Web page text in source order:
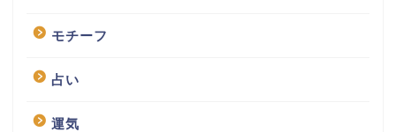
モチーフ
占い
運気